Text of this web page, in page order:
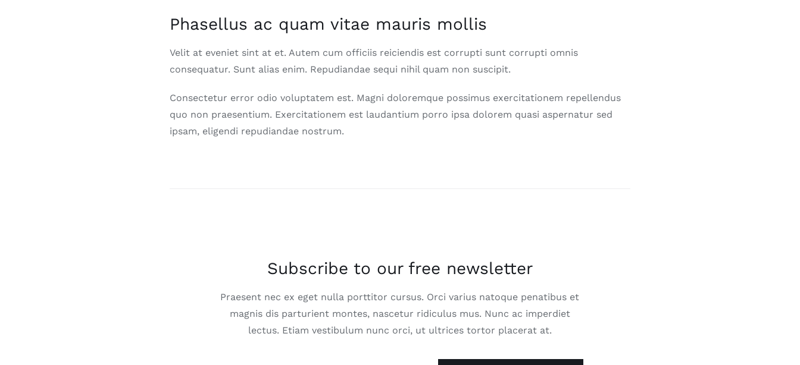
Phasellus ac quam vitae mauris mollis
Velit at eveniet sint at et. Autem cum officiis reiciendis est corrupti sunt corrupti omnis
consequatur. Sunt alias enim. Repudiandae sequi nihil quam non suscipit.
Consectetur error odio voluptatem est. Magni doloremque possimus exercitationem repellendus
quo non praesentium. Exercitationem est laudantium porro ipsa dolorem quasi aspernatur sed
ipsam, eligendi repudiandae nostrum.
Subscribe to our free newsletter
Praesent nec ex eget nulla porttitor cursus. Orci varius natoque penatibus et
magnis dis parturient montes, nascetur ridiculus mus. Nunc ac imperdiet
lectus. Etiam vestibulum nunc orci, ut ultrices tortor placerat at.